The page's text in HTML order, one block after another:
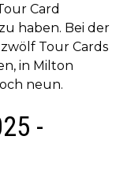
Card
haben. Bei der
Tour Cards
in Milton
neun.
-